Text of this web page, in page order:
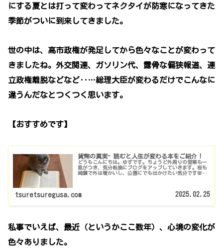
にする夏とは打って変わってネクタイが防寒になってきた
季節がついに到来してきました。
世の中は、高市政権が発足してから色々なことが変わって
きましたね。外交関連、ガソリン代、露骨な偏狭報道、連
立政権離脱などなど‥…総理大臣が変わるだけでこんなに
違うんだなとつくつく思います。
【おすすめです】
貨幣の真実- 読むと人生が変わる本をご紹介！
どうもこんにちは。ゆずです。ちょうど外周りの営業も一
息がつき、気分転換にブログをアップしていきます。桜も
綺麗で外は暖かいし、公園にでも出かけたい気分です🌸今
tsuretsuregusa.com 2025.02.25
私事でいえば、最近（というかここ数年）、心境の変化が
色々ありました。